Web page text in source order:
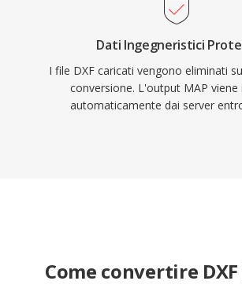
Dati Ingegneristici
I file DXF caricati vengono eliminati
conversione. L'output MAP viene
automaticamente dai server
Come convertire